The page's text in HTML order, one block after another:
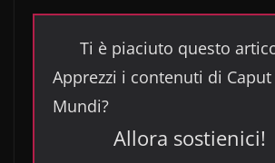
Ti è piaciuto questo
Apprezzi i contenuti di Caput
Mundi?
Allora sostienici!